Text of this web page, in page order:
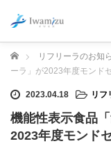
ホーム リフリーラのお知
ーラ」が2023年度モンド
2023.04.18 リフ
機能性表示食品
2023年度モンド